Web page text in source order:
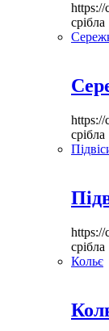
https://
срібла
https://
срібла
https://
срібла
Кольє